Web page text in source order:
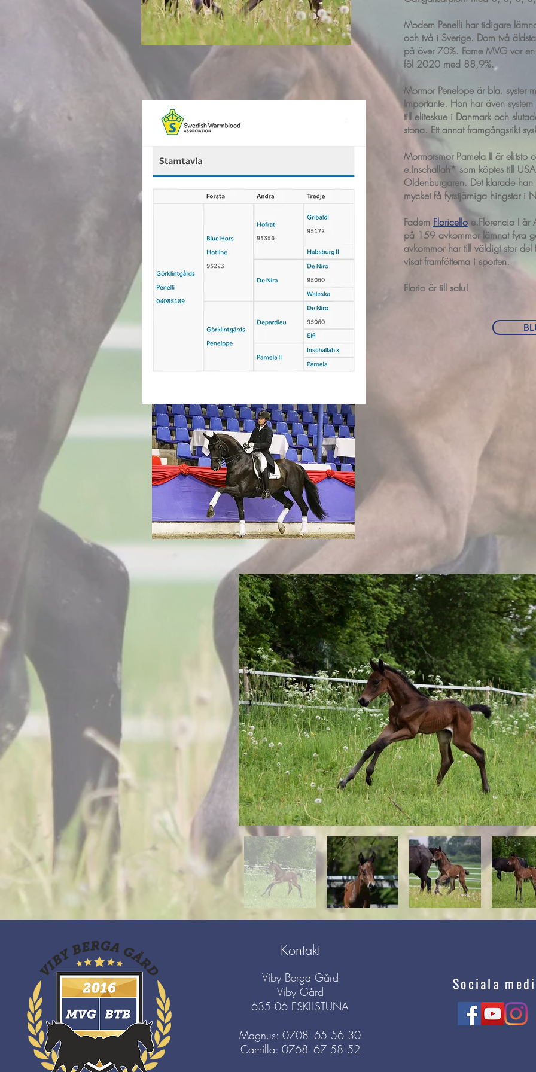
Modern Penelli har tidigare
och två i Sverige. Dom två
på över 70%. Fame MVG var
föl 2020 med 88,9%.
Mormor Penelope är bla. syster
Importante. Hon har även
till eliteskue i Danmark och
stona. Ett annat framgångsrikt
Mormorsmor Pamela II är elitsto
e.Inschallah* som köptes till
Oldenburgaren. Det klarade
mycket få fyrstjärniga hingstar i
Fadern Floricello e.Florencio I är
på 159 avkommor lämnat fyra
avkommor har till väldigt stor
visat framfötterna i sporten.
Florio är till salu!
Kontakt
Viby Berga Gård
Viby Gård
635 06 ESKILSTUNA
Magnus: 0708- 65 56 30
Camilla: 0768- 67 58 52
Sociala